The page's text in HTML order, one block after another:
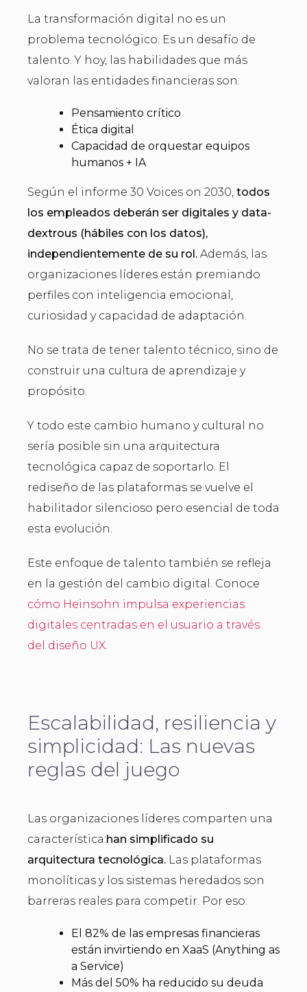
La transformación digital no es un
problema tecnológico. Es un desafío de
talento. Y hoy, las habilidades que más
valoran las entidades financieras son:
Pensamiento crítico
Ética digital
Capacidad de orquestar equipos
humanos + IA
Según el informe 30 Voices on 2030, todos
los empleados deberán ser digitales y data-
dextrous (hábiles con los datos),
independientemente de su rol. Además, las
organizaciones líderes están premiando
perfiles con inteligencia emocional,
curiosidad y capacidad de adaptación.
No se trata de tener talento técnico, sino de
construir una cultura de aprendizaje y
propósito.
Y todo este cambio humano y cultural no
sería posible sin una arquitectura
tecnológica capaz de soportarlo. El
rediseño de las plataformas se vuelve el
habilitador silencioso pero esencial de toda
esta evolución.
Este enfoque de talento también se refleja
en la gestión del cambio digital. Conoce
cómo Heinsohn impulsa experiencias
digitales centradas en el usuario a través
del diseño UX.
Escalabilidad, resiliencia y
simplicidad: Las nuevas
reglas del juego
Las organizaciones líderes comparten una
característica:han simplificado su
arquitectura tecnológica. Las plataformas
monolíticas y los sistemas heredados son
barreras reales para competir. Por eso:
El 82% de las empresas financieras
están invirtiendo en XaaS (Anything as
a Service)
Más del 50% ha reducido su deuda